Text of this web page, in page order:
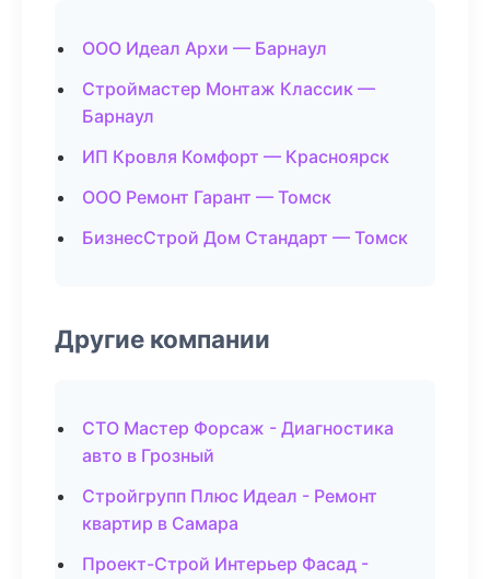
ООО Идеал Архи — Барнаул
Строймастер Монтаж Классик —
Барнаул
ИП Кровля Комфорт — Красноярск
ООО Ремонт Гарант — Томск
БизнесСтрой Дом Стандарт — Томск
Другие компании
СТО Мастер Форсаж - Диагностика
авто в Грозный
Стройгрупп Плюс Идеал - Ремонт
квартир в Самара
Проект-Строй Интерьер Фасад -